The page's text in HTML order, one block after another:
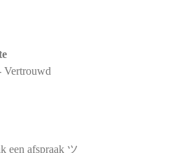
een afspraak ツ